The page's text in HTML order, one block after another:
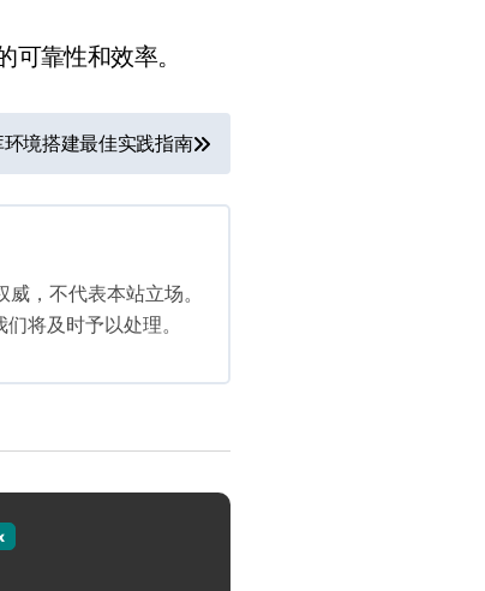
靠性和效率。
境搭建最佳实践指南
，不代表本站立场。
将及时予以处理。